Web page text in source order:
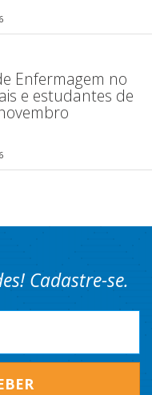
Enfermagem no
e estudantes de
Cadastre-se.